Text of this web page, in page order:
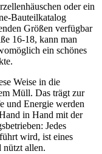
oder ein
Bauteilkatalog
Größen verfügbar
16-18, kann man
ein schönes
Weise in die
Müll. Das trägt zur
und Energie werden
in Hand mit der
Jedes
wird, ist eines
nützt allen.